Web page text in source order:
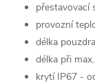
přestavovací
provozní
délka
délka při
krytí IP67 -